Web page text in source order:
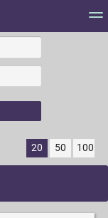
20 50 100